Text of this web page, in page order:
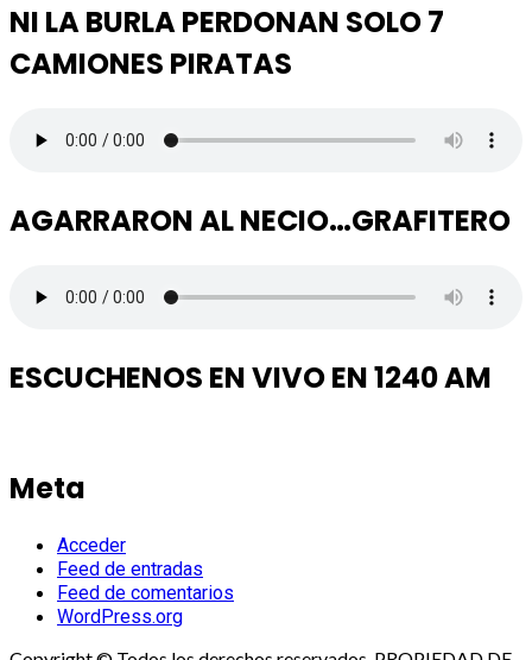
NI LA BURLA PERDONAN SOLO 7
CAMIONES PIRATAS
AGARRARON AL NECIO…GRAFITERO
ESCUCHENOS EN VIVO EN 1240 AM
Meta
Acceder
Feed de entradas
Feed de comentarios
WordPress.org